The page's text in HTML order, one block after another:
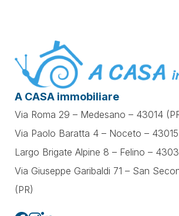
A CASA immobiliare
Via Roma 29 – Medesano – 43014
Via Paolo Baratta 4 – Noceto – 43015
Largo Brigate Alpine 8 – Felino –
Via Giuseppe Garibaldi 71 – San
(PR)